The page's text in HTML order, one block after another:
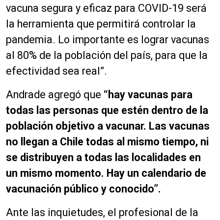
vacuna segura y eficaz para COVID-19 será
la herramienta que permitirá controlar la
pandemia. Lo importante es lograr vacunas
al 80% de la población del país, para que la
efectividad sea real”.
Andrade agregó que “hay vacunas para
todas las personas que estén dentro de la
población objetivo a vacunar. Las vacunas
no llegan a Chile todas al mismo tiempo, ni
se distribuyen a todas las localidades en
un mismo momento. Hay un calendario de
vacunación público y conocido”.
Ante las inquietudes, el profesional de la